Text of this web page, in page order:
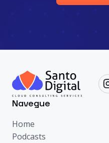
Navegue
Home
Podcasts